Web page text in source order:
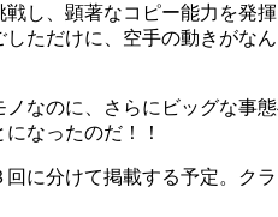
し、顕著なコピー能力を発
ただけに、空手の動きがな
なのに、さらにビッグな事
なったのだ！！
に分けて掲載する予定。ク